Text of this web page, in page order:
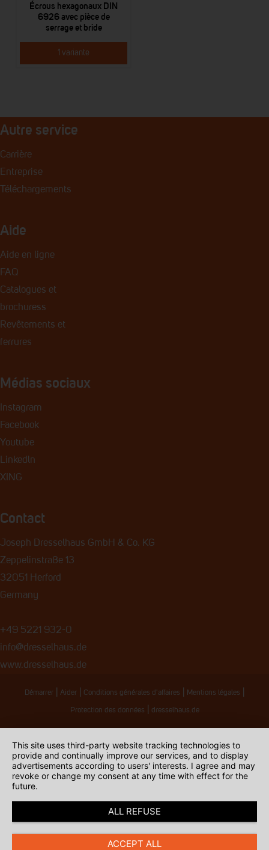
Écrous hexagonaux DIN
6926 avec pièce de
serrage et bride
1 variante
Autre service
Carrière
Entreprise
Téléchargements
Aide
Aide en ligne
FAQ
Catalogues et
brochuress
Revêtements et
ferrures
Médias sociaux
Instagram
Facebook
Youtube
Linkedln
XING
Contact
Joseph Dresselhaus GmbH & Co. KG
Zeppelinstraße 13
32051 Herford
Germany
+49 5221 932-0
info@dresselhaus.de
www.dresselhaus.de
Démarrer Aider Conditions générales d'affaires Mentions légales
Protection des données dresselhaus.de
This site uses third-party website tracking technologies to
provide and continually improve our services, and to display
advertisements according to users' interests. I agree and may
revoke or change my consent at any time with effect for the
future.
ALL REFUSE
ACCEPT ALL